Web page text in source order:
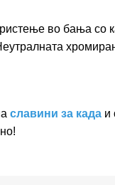
во бања со
славини за кадаи